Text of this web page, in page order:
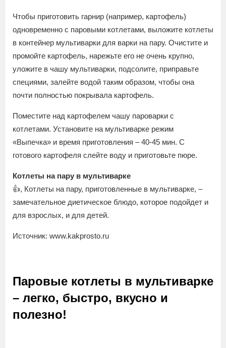
Чтобы приготовить гарнир (например, картофель)
одновременно с паровыми котлетами, выложите котлеты
в контейнер мультиварки для варки на пару. Очистите и
промойте картофель, нарежьте его не очень крупно,
уложите в чашу мультиварки, подсолите, приправьте
специями, залейте водой таким образом, чтобы она
почти полностью покрывала картофель.
Поместите над картофелем чашу пароварки с
котлетами. Установите на мультиварке режим
«Выпечка» и время приготовления – 40-45 мин. С
готового картофеля слейте воду и приготовьте пюре.
Котлеты на пару в мультиварке
👍, Котлеты на пару, приготовленные в мультиварке, –
замечательное диетическое блюдо, которое подойдет и
для взрослых, и для детей.
Источник: www.kakprosto.ru
Паровые котлеты в мультиварке
– легко, быстро, вкусно и
полезно!